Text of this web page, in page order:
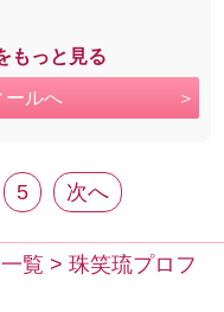
もっと見る
ールへ
5 次へ
覧 >珠笑琉プロフ